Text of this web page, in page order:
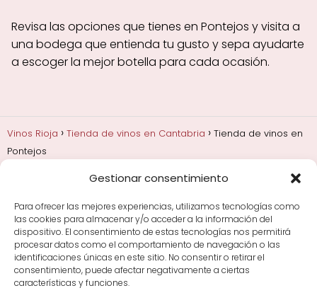
Gestionar consentimiento
Para ofrecer las mejores experiencias, utilizamos tecnologías como
las cookies para almacenar y/o acceder a la información del
dispositivo. El consentimiento de estas tecnologías nos permitirá
procesar datos como el comportamiento de navegación o las
identificaciones únicas en este sitio. No consentir o retirar el
consentimiento, puede afectar negativamente a ciertas
características y funciones.
Revisa las opciones que tienes en Pontejos y visita a
una bodega que entienda tu gusto y sepa ayudarte
a escoger la mejor botella para cada ocasión.
Vinos Rioja Tienda de vinos en Cantabria
Tienda de vinos en
Pontejos
Añadas, crianza y guarda
Bodegas y marcas de
Comprar vino
Rioja y guías de regalo
Cultura del vino y
curiosidades
Enoturismo en Rioja
Maridajes y vino en la mesa
Tiendas de vino por
ciudades
Tipos de Rioja y clasificación